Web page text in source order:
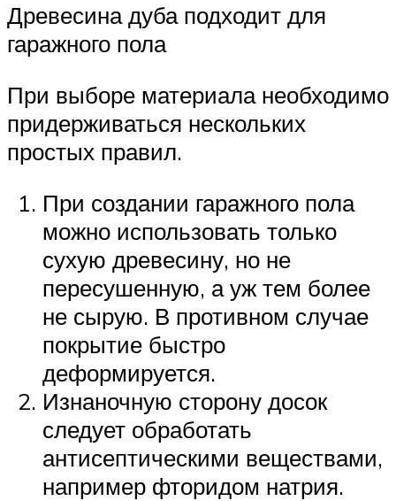
Древесина дуба подходит для
гаражного пола
При выборе материала необходимо
придерживаться нескольких
простых правил.
При создании гаражного пола
можно использовать только
сухую древесину, но не
пересушенную, а уж тем более
не сырую. В противном случае
покрытие быстро
деформируется.
Изнаночную сторону досок
следует обработать
антисептическими веществами,
например фторидом натрия.